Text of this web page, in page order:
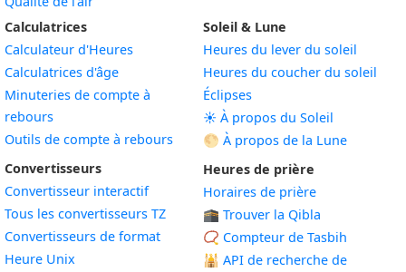
Calculatrices
Calculateur d'Heures
Calculatrices d'âge
Minuteries de compte à
rebours
Outils de compte à rebours
Convertisseurs
Convertisseur interactif
Tous les convertisseurs TZ
Convertisseurs de format
Heure Unix
Soleil & Lune
Heures du lever du soleil
Heures du coucher du soleil
Éclipses
☀️ À propos du Soleil
🌕 À propos de la Lune
Heures de prière
Horaires de prière
🕋 Trouver la Qibla
📿 Compteur de Tasbih
🕌 API de recherche de